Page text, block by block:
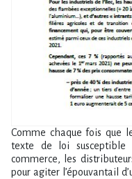
Comme chaque fois que
texte de loi susceptible
commerce, les
pour agiter l’épouvantail